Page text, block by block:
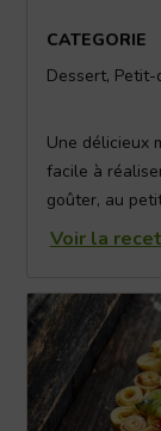
CATEGORIE
Dessert,
Une délicieux
facile à
goûter, au
Voir la